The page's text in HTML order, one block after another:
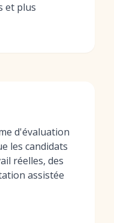
et plus
d'évaluation
les candidats
réelles, des
assistée